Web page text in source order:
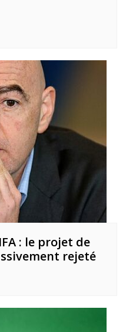
: le projet de
rejeté